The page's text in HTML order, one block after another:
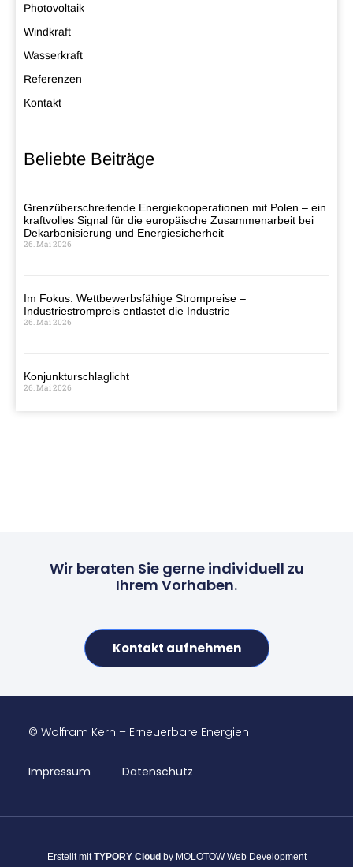
Photovoltaik
Windkraft
Wasserkraft
Referenzen
Kontakt
Beliebte Beiträge
Grenzüberschreitende Energiekooperationen mit Polen – ein
kraftvolles Signal für die europäische Zusammenarbeit bei
Dekarbonisierung und Energiesicherheit
26. Mai 2026
Im Fokus: Wettbewerbsfähige Strompreise –
Industriestrompreis entlastet die Industrie
26. Mai 2026
Konjunkturschlaglicht
26. Mai 2026
Wir beraten Sie gerne individuell zu
Ihrem Vorhaben.
Kontakt aufnehmen
© Wolfram Kern – Erneuerbare Energien
Impressum Datenschutz
Erstellt mitTYPORY Cloud by MOLOTOW Web Development